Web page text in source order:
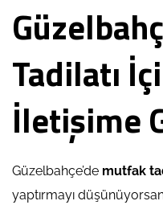
Tadilatı
İletişime
Güzelbahçe’de mutfak
yaptırmayı